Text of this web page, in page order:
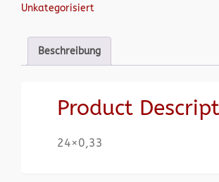
Unkategorisiert
Beschreibung
Product
24×0,33